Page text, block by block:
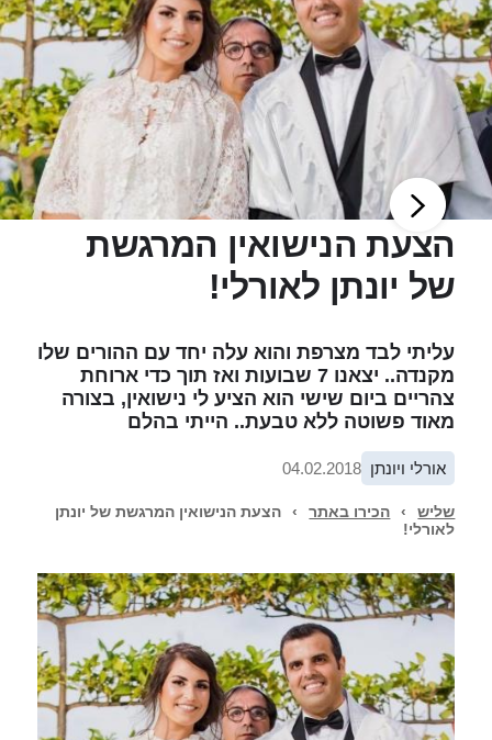
הצעת הנישואין המרגשת
של יונתן לאורלי!
עליתי לבד מצרפת והוא עלה יחד עם ההורים שלו
מקנדה.. יצאנו 7 שבועות ואז תוך כדי ארוחת
צהריים ביום שישי הוא הציע לי נישואין, בצורה
מאוד פשוטה ללא טבעת.. הייתי בהלם
אורלי ויונתן 04.02.2018
שליש › הכירו באתר ›
הצעת הנישואין המרגשת של יונתן
לאורלי!